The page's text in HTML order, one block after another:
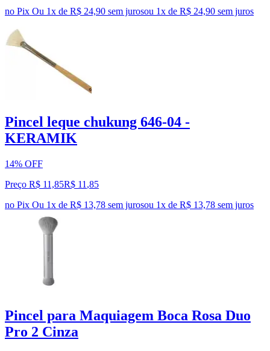
no Pix Ou 1x de R$ 24,90 sem jurosou 1x de R$ 24,90 sem juros
Pincel leque chukung 646-04 -
KERAMIK
14% OFF
Preço R$ 11,85R$ 11 ,85
no Pix Ou 1x de R$ 13,78 sem jurosou 1x de R$ 13,78 sem juros
Pincel para Maquiagem Boca Rosa Duo
Pro 2 Cinza